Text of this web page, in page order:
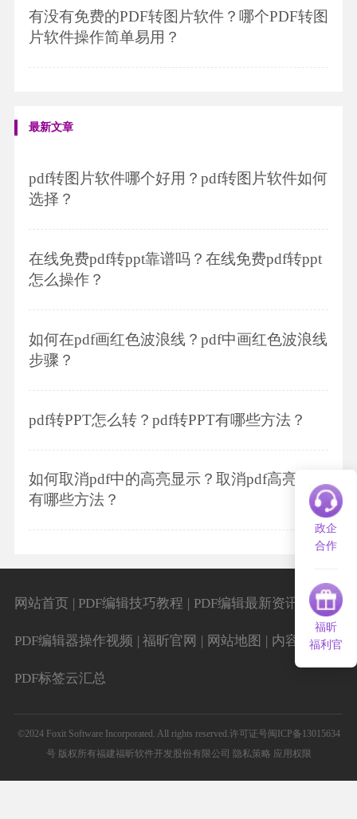
有没有免费的PDF转图片软件？哪个PDF转图
片软件操作简单易用？
最新文章
pdf转图片软件哪个好用？pdf转图片软件如何
选择？
在线免费pdf转ppt靠谱吗？在线免费pdf转ppt
怎么操作？
如何在pdf画红色波浪线？pdf中画红色波浪线
步骤？
pdf转PPT怎么转？pdf转PPT有哪些方法？
如何取消pdf中的高亮显示？取消pdf高亮显示
有哪些方法？
政企
合作
福昕
福利官
网站首页 | PDF编辑技巧教程 | PDF编辑最新资讯
PDF编辑器操作视频 | 福昕官网 | 网站地图 | 内容导航 |
PDF标签云汇总
©2024 Foxit Software Incorporated. All rights reserved. 许可证号闽ICP备13015634
号 版权所有福建福昕软件开发股份有限公司 隐私策略 应用权限